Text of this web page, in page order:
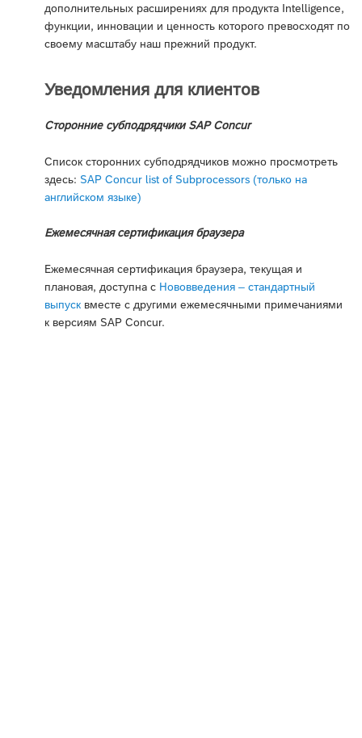
дополнительных расширениях для продукта Intelligence,
функции, инновации и ценность которого превосходят по
своему масштабу наш прежний продукт.
Уведомления для клиентов
Сторонние субподрядчики SAP Concur
Список сторонних субподрядчиков можно просмотреть
здесь: SAP Concur list of Subprocessors (только на
английском языке)
Ежемесячная сертификация браузера
Ежемесячная сертификация браузера, текущая и
плановая, доступна с Нововведения – стандартный
выпуск вместе с другими ежемесячными примечаниями
к версиям SAP Concur.